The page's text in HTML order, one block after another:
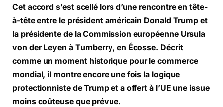
Cet accord s’est scellé lors d’une rencontre en tête-
à-tête entre le président américain Donald Trump et
la présidente de la Commission européenne Ursula
von der Leyen à Turnberry, en Écosse. Décrit
comme un moment historique pour le commerce
mondial, il montre encore une fois la logique
protectionniste de Trump et a offert à l’UE une issue
moins coûteuse que prévue.